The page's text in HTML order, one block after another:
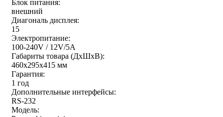
Блок питания:
внешний
Диагональ дисплея:
15
Электропитание:
100-240V / 12V/5A
Габариты товара (ДxШxВ):
460x295x415 мм
Гарантия:
1 год
Дополнительные интерфейсы:
RS-232
Модель: